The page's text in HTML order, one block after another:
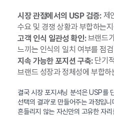
시장 관점에서의 USP 검증:제
수요 및 경쟁 상황과 부합하는
고객 인식 일관성 확인:브랜드
느끼는 인식의 일치 여부를 점
지속 가능한 포지션 구축:단기
브랜드 성장과 정체성에 부합
결국 시장 포지셔닝 분석은 USP를
선택의 결과’로 만들어주는 과정입
흔들리지 않는 자신만의 고유한 자